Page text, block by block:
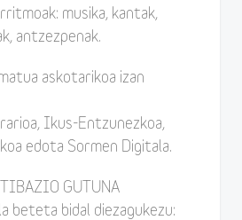
musika, kantak,
antzezpenak.
askotarikoa izan
Ikus-Entzunezkoa,
edota Sormen Digitala.
GUTUNA
beteta bidal diezagukezu: